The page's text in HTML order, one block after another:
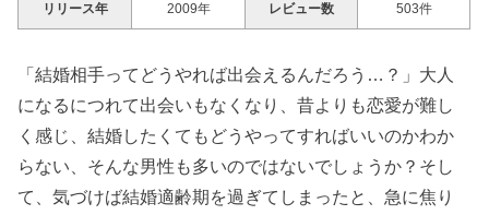
リリース年 2009年 レビュー数 503件
「結婚相手ってどうやれば出会えるんだろう…？」大人
になるにつれて出会いもなくなり、昔よりも恋愛が難し
く感じ、結婚したくてもどうやってすればいいのかわか
らない、そんな男性も多いのではないでしょうか？そし
て、気づけば結婚適齢期を過ぎてしまったと、急に焦り